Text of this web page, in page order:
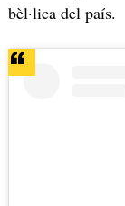
bèl·lica del país.